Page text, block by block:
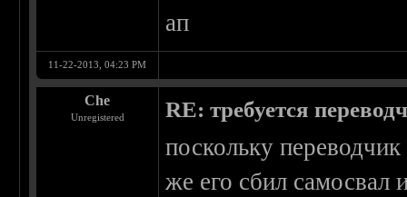
ап
11-22-2013, 04:23 PM
Che
Unregistered RE: требуется
поскольку
же его сбил самосвал